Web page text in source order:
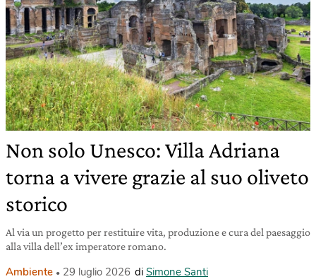
Non solo Unesco: Villa Adriana
torna a vivere grazie al suo oliveto
storico
Al via un progetto per restituire vita, produzione e cura del paesaggio
alla villa dell’ex imperatore romano.
Ambiente 29 luglio 2026 di Simone Santi